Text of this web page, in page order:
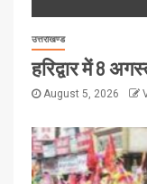
उत्तराखण्ड
हरिद्वार में 8
August 5, 2026